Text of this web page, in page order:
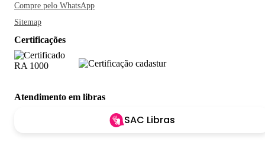
Compre pelo WhatsApp
Sitemap
Certificações
Atendimento em libras
SAC Libras